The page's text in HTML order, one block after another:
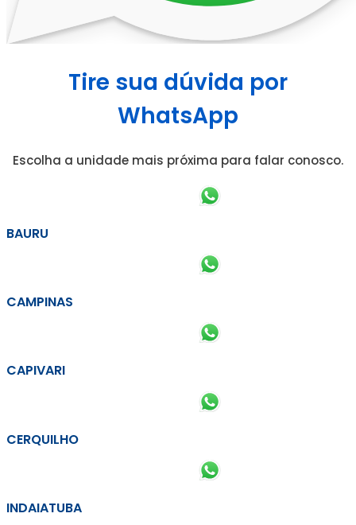
Tire sua dúvida por
WhatsApp
Escolha a unidade mais próxima para falar conosco.
BAURU
CAMPINAS
CAPIVARI
CERQUILHO
INDAIATUBA